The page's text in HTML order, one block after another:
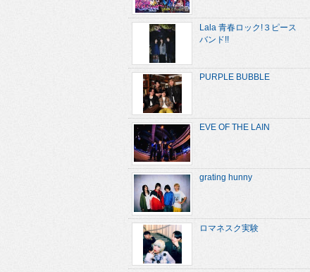
Lala 青春ロック!３ピース
バンド!!
PURPLE BUBBLE
EVE OF THE LAIN
grating hunny
ロマネスク実験